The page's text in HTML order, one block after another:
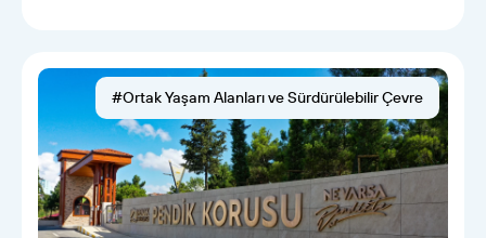
#Ortak Yaşam Alanları ve Sürdürülebilir Çevre